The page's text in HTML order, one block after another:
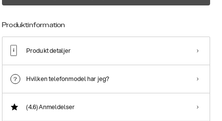
Produktinformation
Produkt detaljer
Hvilken telefonmodel har jeg?
(4.6)Anmeldelser